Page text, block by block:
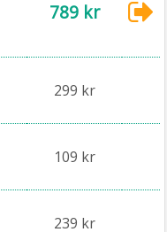
789 kr
299 kr
109 kr
239 kr